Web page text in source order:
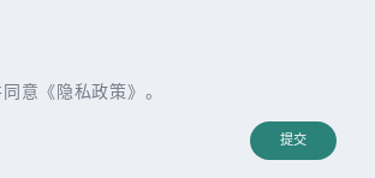
意《隐私政策》。